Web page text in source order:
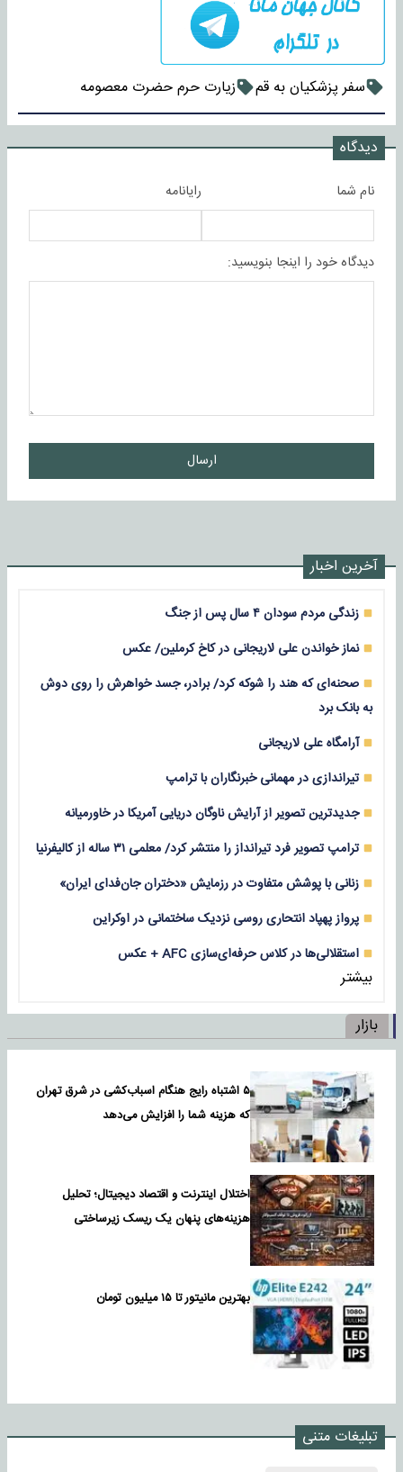
سفر پزشکیان به قم زیارت حرم حضرت معصومه
دیدگاه
نام شما رایانامه
دیدگاه خود را اینجا بنویسید:
ارسال
آخرین اخبار
زندگی مردم سودان ۴ سال پس از جنگ
نماز خواندن علی لاریجانی در کاخ کرملین/ عکس
صحنه‌ای که هند را شوکه کرد/ برادر، جسد خواهرش را روی دوش
به بانک برد
آرامگاه علی لاریجانی
تیراندازی در مهمانی خبرنگاران با ترامپ
جدیدترین تصویر از آرایش ناوگان دریایی آمریکا در خاورمیانه
ترامپ تصویر فرد تیرانداز را منتشر کرد/ معلمی ۳۱ ساله از کالیفرنیا
زنانی با پوشش متفاوت در رزمایش «دختران جان‌فدای ایران»
پرواز پهپاد انتحاری روسی نزدیک ساختمانی در اوکراین
استقلالی‌ها در کلاس حرفه‌ای‌سازی AFC + عکس
بیشتر
بازار
۵ اشتباه رایج هنگام اسباب‌کشی در شرق تهران
که هزینه شما را افزایش می‌دهد
اختلال اینترنت و اقتصاد دیجیتال؛ تحلیل
هزینه‌های پنهان یک ریسک زیرساختی
بهترین مانیتور تا ۱۵ میلیون تومان
تبلیغات متنی